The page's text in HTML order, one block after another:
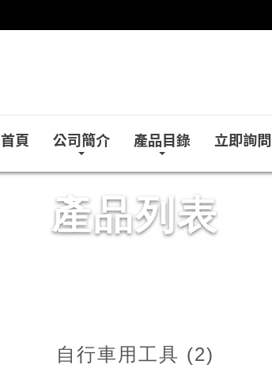
首頁 公司簡介 產品目錄 立即詢問
產品列表
自行車用工具 (2)